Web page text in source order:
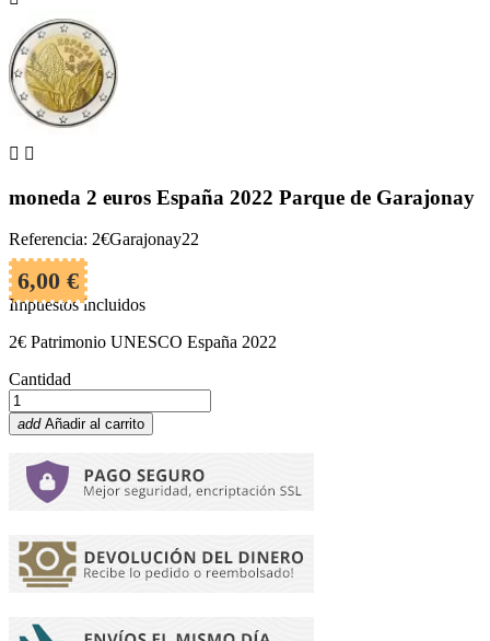
 
moneda 2 euros España 2022 Parque de Garajonay
Referencia: 2€Garajonay22
6,00 €
Impuestos incluidos
2€ Patrimonio UNESCO España 2022
Cantidad
add Añadir al carrito